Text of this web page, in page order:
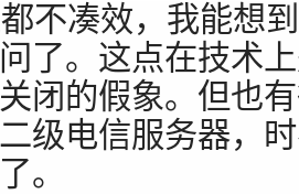
不凑效，我能想
了。这点在技术
闭的假象。但也
级电信服务器，
。